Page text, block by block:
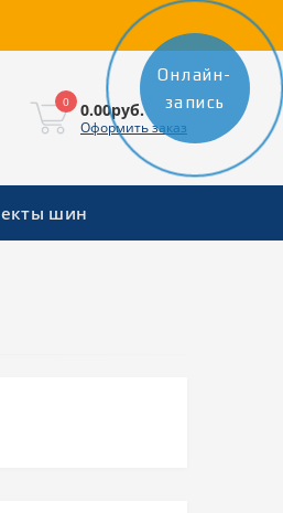
0 0.00руб.
Оформить заказ
шин
Онлайн-
запись